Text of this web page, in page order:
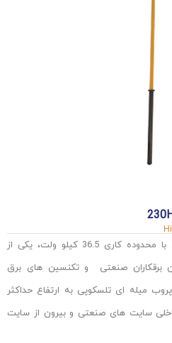
فازمتر فشار قوی sew مدل 230HD با محدوده کاری 36.5 کیلو ولت، یکی از
برقکاران صنعتی و تکنسین های برق
میله ای تلسکوپی به ارتفاع حداکثر
داخلی سایت های صنعتی و بیرون از سایت